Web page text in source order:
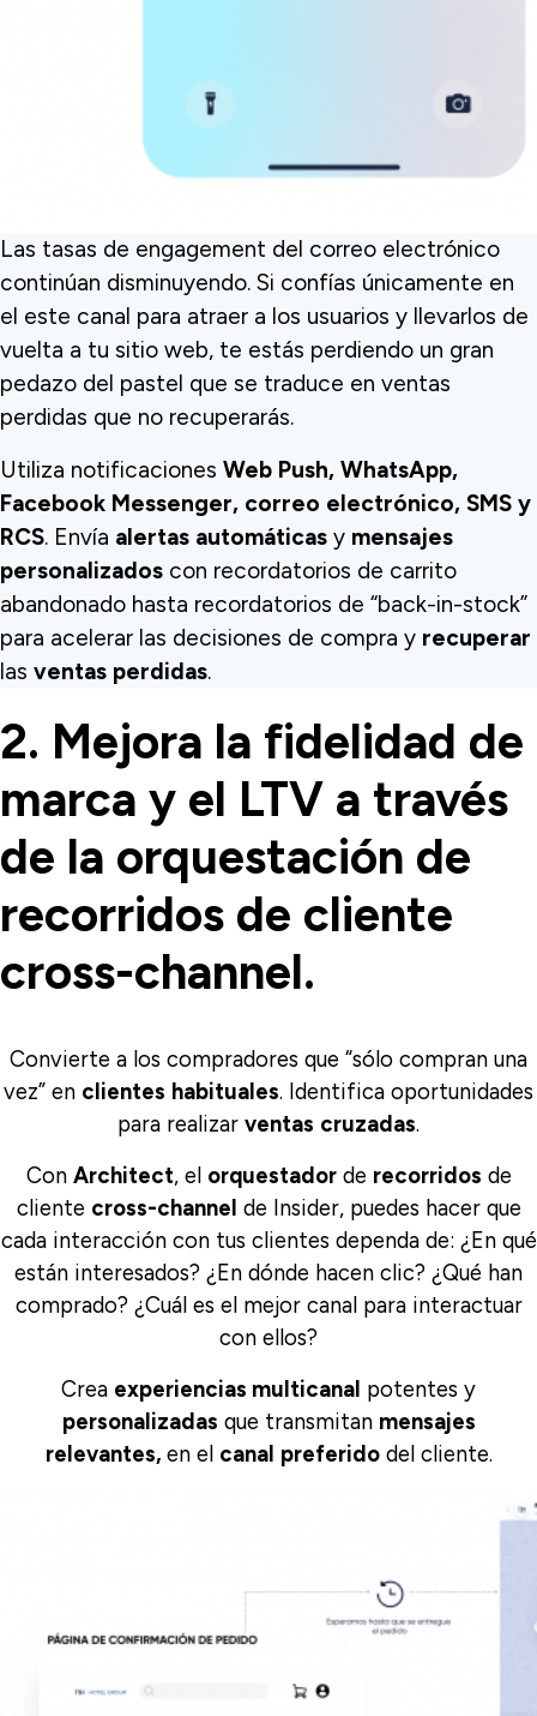
Las tasas de engagement del correo electrónico
continúan disminuyendo. Si confías únicamente en
el este canal para atraer a los usuarios y llevarlos de
vuelta a tu sitio web, te estás perdiendo un gran
pedazo del pastel que se traduce en ventas
perdidas que no recuperarás.
Utiliza notificaciones Web Push, WhatsApp,
Facebook Messenger, correo electrónico, SMS y
RCS. Envía alertas automáticas y mensajes
personalizados con recordatorios de carrito
abandonado hasta recordatorios de “back-in-stock”
para acelerar las decisiones de compra y recuperar
las ventas perdidas.
2. Mejora la fidelidad de
marca y el LTV a través
de la orquestación de
recorridos de cliente
cross-channel.
Convierte a los compradores que “sólo compran una
vez” en clientes habituales. Identifica oportunidades
para realizar ventas cruzadas.
Con Architect, el orquestadorde recorridos de
cliente cross-channel de Insider, puedes hacer que
cada interacción con tus clientes dependa de: ¿En qué
están interesados? ¿En dónde hacen clic? ¿Qué han
comprado? ¿Cuál es el mejor canal para interactuar
con ellos?
Crea experiencias multicanal potentes y
personalizadas que transmitan mensajes
relevantes, en el canal preferidodel cliente.